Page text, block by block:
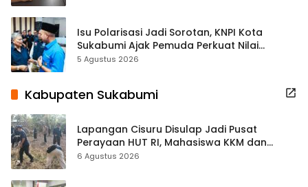
Isu Polarisasi Jadi Sorotan, KNPI Kota
Sukabumi Ajak Pemuda Perkuat Nilai
Kebangsaan
5 Agustus 2026
Kabupaten Sukabumi
Lapangan Cisuru Disulap Jadi Pusat
Perayaan HUT RI, Mahasiswa KKM dan
Warga Satukan Tenaga
6 Agustus 2026